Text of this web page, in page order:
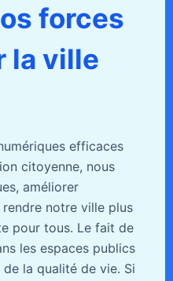
forces
la ville
efficaces
citoyenne, nous
améliorer
rendre notre ville plus
pour tous. Le fait de
les espaces publics
la qualité de vie. Si